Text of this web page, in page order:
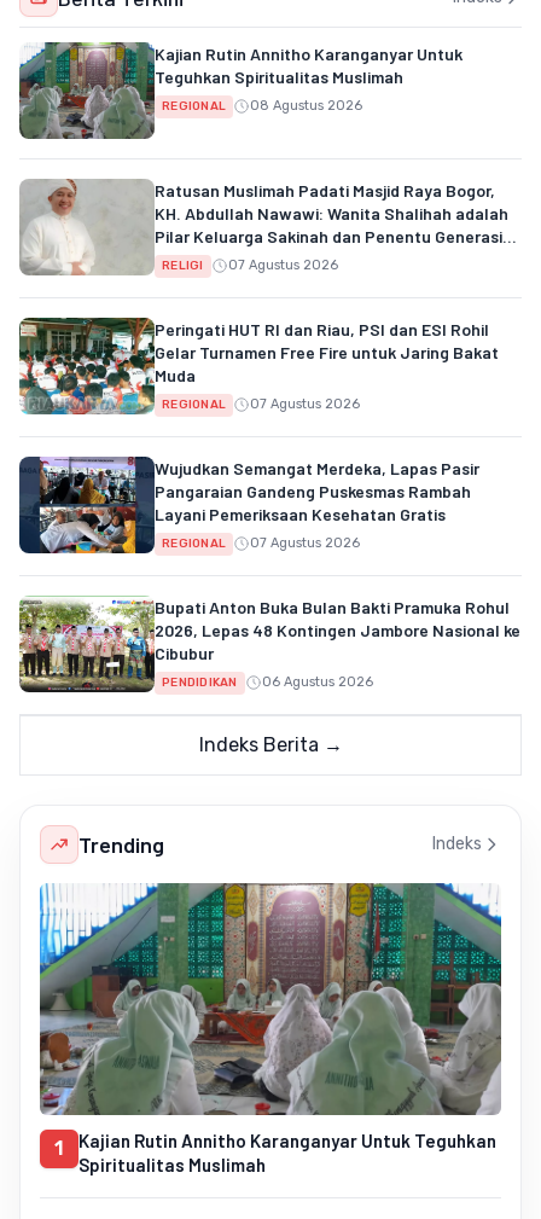
Kajian Rutin Annitho Karanganyar Untuk
Teguhkan Spiritualitas Muslimah
REGIONAL 08 Agustus 2026
Ratusan Muslimah Padati Masjid Raya Bogor,
KH. Abdullah Nawawi: Wanita Shalihah adalah
Pilar Keluarga Sakinah dan Penentu Generasi
Qur'ani
RELIGI 07 Agustus 2026
Peringati HUT RI dan Riau, PSI dan ESI Rohil
Gelar Turnamen Free Fire untuk Jaring Bakat
Muda
REGIONAL 07 Agustus 2026
Wujudkan Semangat Merdeka, Lapas Pasir
Pangaraian Gandeng Puskesmas Rambah
Layani Pemeriksaan Kesehatan Gratis
REGIONAL 07 Agustus 2026
Bupati Anton Buka Bulan Bakti Pramuka Rohul
2026, Lepas 48 Kontingen Jambore Nasional ke
Cibubur
PENDIDIKAN 06 Agustus 2026
Indeks Berita →
Trending Indeks
1
Kajian Rutin Annitho Karanganyar Untuk Teguhkan
Spiritualitas Muslimah